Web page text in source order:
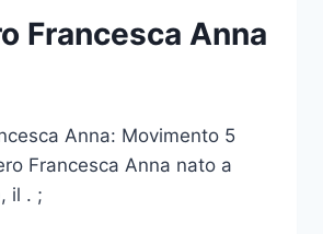
Francesca Anna
Anna: Movimento 5
Francesca Anna nato a
il . ;